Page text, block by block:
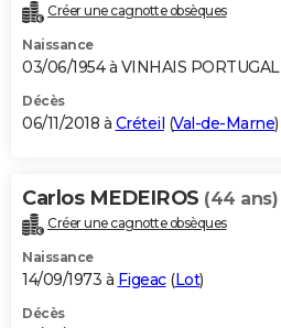
Créer une cagnotte obsèques
Naissance
03/06/1954 à VINHAIS PORTUGAL
Décès
06/11/2018 à Créteil (Val-de-Marne)
Carlos MEDEIROS (44 ans)
Créer une cagnotte obsèques
Naissance
14/09/1973 à Figeac(Lot)
Décès